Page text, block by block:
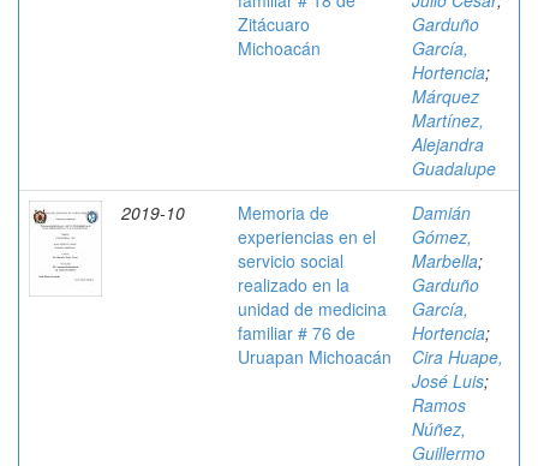
Zitácuaro
Michoacán
Garduño
García,
Hortencia;
Márquez
Martínez,
Alejandra
Guadalupe
2019-10
Memoria de
experiencias en el
servicio social
realizado en la
unidad de medicina
familiar # 76 de
Uruapan Michoacán
Damián
Gómez,
Marbella;
Garduño
García,
Hortencia;
Cira Huape,
José Luis;
Ramos
Núñez,
Guillermo